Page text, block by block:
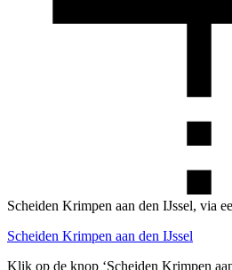
Scheiden Krimpen aan den IJssel, via
Scheiden Krimpen aan den IJssel
Klik op de knop ‘Scheiden Krimpen